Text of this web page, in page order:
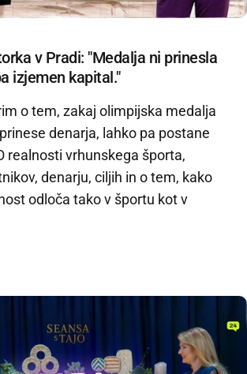
v Pradi: "Medalja ni prinesla
izjemen kapital."
o tem, zakaj olimpijska medalja
denarja, lahko pa postane
realnosti vrhunskega športa,
denarju, ciljih in o tem, kako
odloča tako v športu kot v